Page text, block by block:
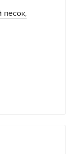
песок,